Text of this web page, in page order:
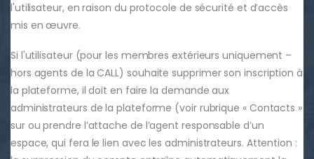
l'utilisateur, en raison du protocole de sécurité et d’accès
mis en œuvre.
Si l'utilisateur (pour les membres extérieurs uniquement –
hors agents de la CALL) souhaite supprimer son inscription à
la plateforme, il doit en faire la demande aux
administrateurs de la plateforme (voir rubrique « Contacts »
sur ou prendre l’attache de l’agent responsable d’un
espace, qui fera le lien avec les administrateurs. Attention :